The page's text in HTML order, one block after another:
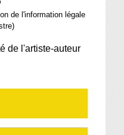
de l'information légale
de l'artiste-auteur